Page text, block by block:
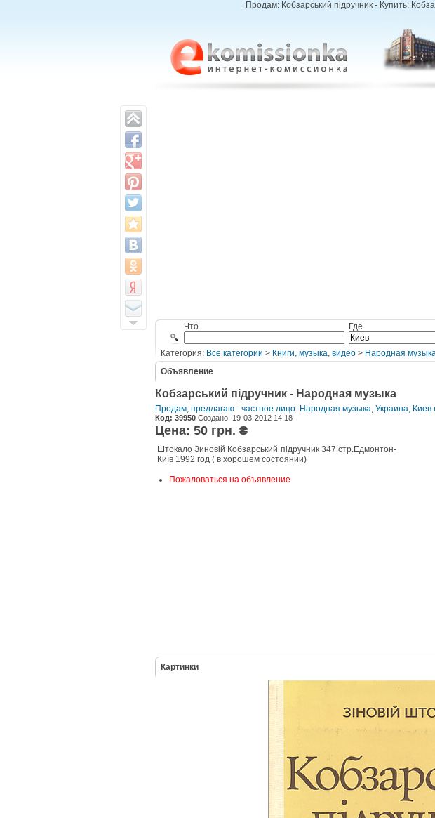
Продам: Кобзарський підручник - Купить:
Что Где
Категория: Все категории > Книги, музыка, видео > Народная
Объявление
Кобзарський підручник - Народная музыка
Продам, предлагаю - частное лицо: Народная музыка, Украина, Киев
Код: 39950 Создано: 19-03-2012 14:18
Цена: 50 грн. ₴
Штокало Зиновій Кобзарський підручник 347 стр.Едмонтон-
Київ 1992 год ( в хорошем состоянии)
Пожаловаться на объявление
Картинки